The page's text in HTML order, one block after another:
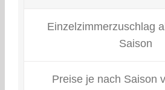
Einzelzimmerzuschlag
Saison
Preise je nach Saison